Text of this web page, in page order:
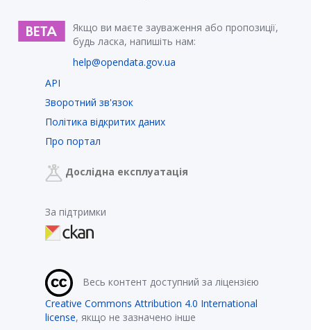
Якщо ви маєте зауваження або пропозиції,
будь ласка, напишіть нам:
help@opendata.gov.ua
API
Зворотний зв'язок
Політика відкритих даних
Про портал
Дослідна експлуатація
За підтримки
Весь контент доступний за ліцензією
Creative Commons Attribution 4.0 International
license, якщо не зазначено інше